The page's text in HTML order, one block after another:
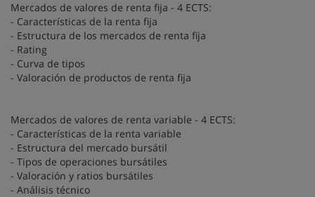
Mercados de valores de renta fija - 4 ECTS:
- Características de la renta fija
- Estructura de los mercados de renta fija
- Rating
- Curva de tipos
- Valoración de productos de renta fija
Mercados de valores de renta variable - 4 ECTS:
- Características de la renta variable
- Estructura del mercado bursátil
- Tipos de operaciones bursátiles
- Valoración y ratios bursátiles
- Análisis técnico